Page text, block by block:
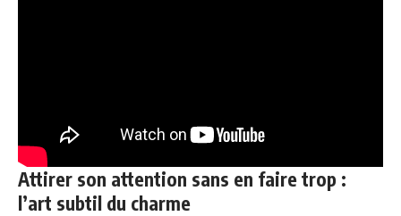
Attirer son attention sans en faire trop :
l’art subtil du charme